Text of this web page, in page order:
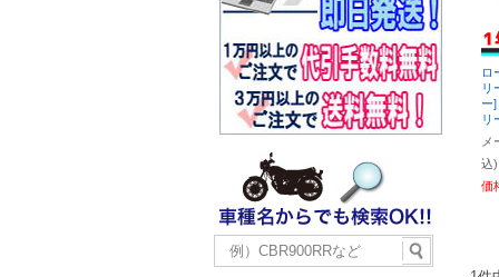
ロ
リ
ー
リ
メ
込)
価